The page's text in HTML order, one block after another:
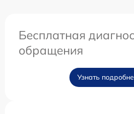
Бесплатная
обращения
Узнать